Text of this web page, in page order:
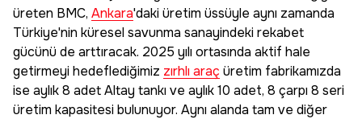
üreten BMC, Ankara'daki üretim üssüyle aynı zamanda
Türkiye'nin küresel savunma sanayindeki rekabet
gücünü de arttıracak. 2025 yılı ortasında aktif hale
getirmeyi hedeflediğimiz zırhlı araç üretim fabrikamızda
ise aylık 8 adet Altay tankı ve aylık 10 adet, 8 çarpı 8 seri
üretim kapasitesi bulunuyor. Aynı alanda tam ve diğer